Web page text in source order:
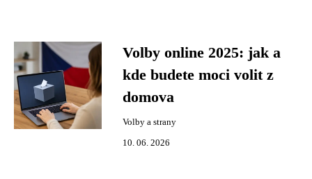
Volby online 2025: jak a
kde budete moci volit z
domova
Volby a strany
10. 06. 2026